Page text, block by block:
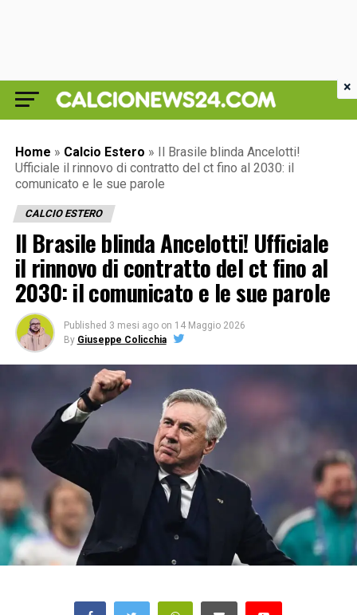
Home » Calcio Estero » Il Brasile blinda Ancelotti!
Ufficiale il rinnovo di contratto del ct fino al 2030: il
comunicato e le sue parole
CALCIO ESTERO
Il Brasile blinda Ancelotti! Ufficiale
il rinnovo di contratto del ct fino al
2030: il comunicato e le sue parole
Published 3 mesi ago on 14 Maggio 2026
By Giuseppe Colicchia
×